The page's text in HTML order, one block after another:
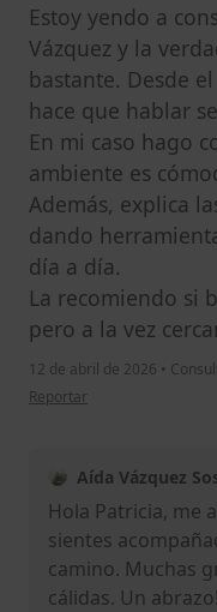
Estoy yendo a
Vázquez y la
bastante. Desde
hace que hablar
En mi caso hago
ambiente es
Además, explica
dando
día a día.
La recomiendo si
pero a la vez
12 de abril de 2026 •
en opinión del usuario
Reportar
Aída Vázquez
Hola Patricia, me
sientes
camino. Muchas
cálidas. Un